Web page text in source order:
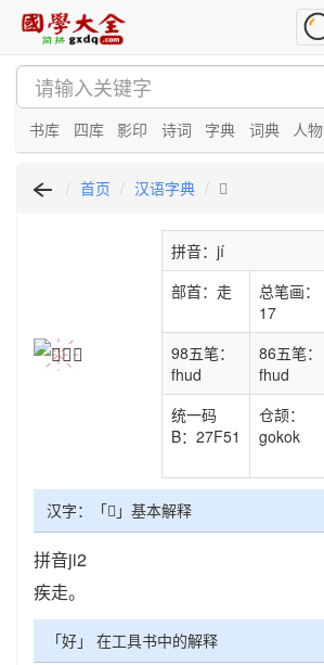
书库 四库 影印 诗词 字典 词典 人物
首页 汉语字典 𧽑
拼音：jí
部首：走
总笔画：
17
98五笔：
fhud
86五笔：
fhud
统一码
B：27F51
仓颉：
gokok
汉字：「𧽑」基本解释
拼音ji2
疾走。
「好」 在工具书中的解释